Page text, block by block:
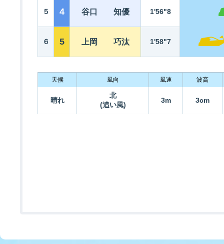
５ 4 谷口 知優 1'56"8
６ 5 上岡 巧汰 1'58"7
天候 風向 風速 波高
晴れ
北
(追い風)
3m 3cm